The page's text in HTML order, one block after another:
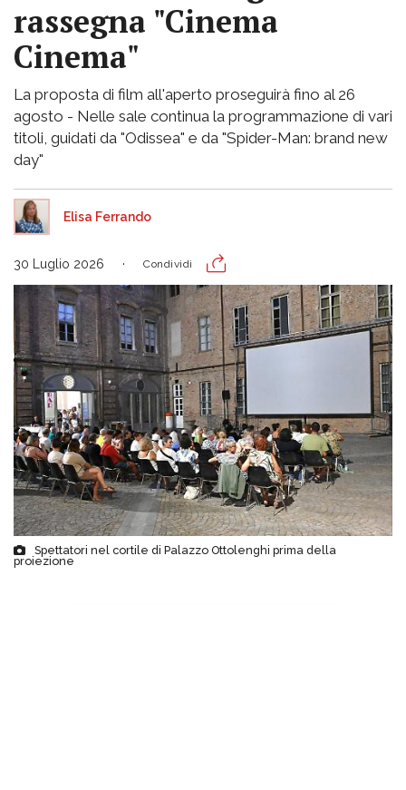
rassegna "Cinema
Cinema"
La proposta di film all'aperto proseguirà fino al 26
agosto - Nelle sale continua la programmazione di vari
titoli, guidati da "Odissea" e da "Spider-Man: brand new
day"
Elisa Ferrando
30 Luglio 2026 Condividi
Spettatori nel cortile di Palazzo Ottolenghi prima della
proiezione